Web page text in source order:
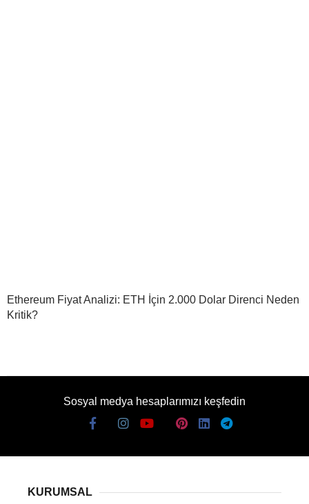
Ethereum Fiyat Analizi: ETH İçin 2.000 Dolar Direnci Neden
Kritik?
Sosyal medya hesaplarımızı keşfedin
KURUMSAL